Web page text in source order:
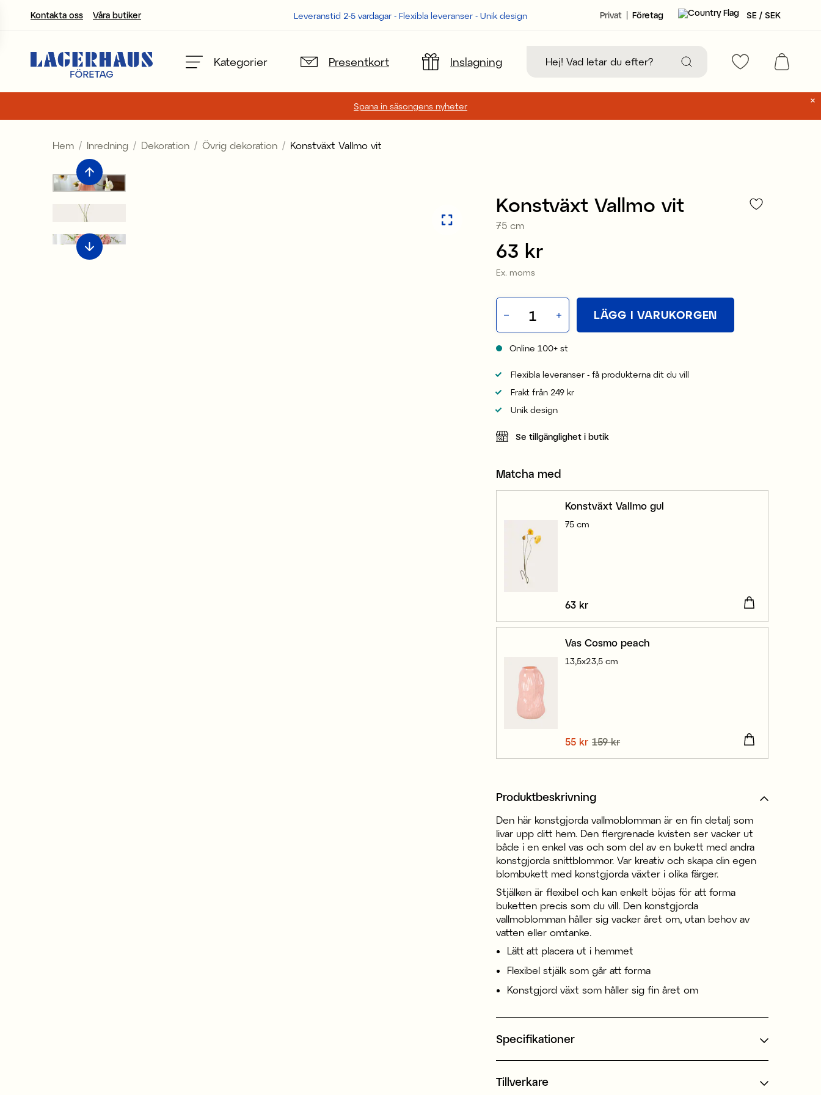
Kontakta oss Våra butiker Leveranstid 2-5 vardagar - Flexibla leveranser - Unik design Privat Företag SE / SEK
Kategorier Presentkort Inslagning
Spana in säsongens nyheter
Välj språk / valuta
FI / EUR
NO / NKR
SE / SEK
Hem Inredning Dekoration Övrig dekoration Konstväxt Vallmo vit
Konstväxt Vallmo vit
75 cm
Pris:63 kr
63 kr
Ex. moms
LÄGG I VARUKORGEN
Online 100+st
Flexibla leveranser - få produkterna dit du vill
Frakt från 249 kr
Unik design
Se tillgänglighet i butik
Matcha med
Konstväxt Vallmo gul
75 cm
Pris:63 kr
63 kr
Vas Cosmo peach
13,5x23,5 cm
Nuvarande pris 159 kr
55 kr 159 kr
Produktbeskrivning
Den här konstgjorda vallmoblomman är en fin detalj som
livar upp ditt hem. Den flergrenade kvisten ser vacker ut
både i en enkel vas och som del av en bukett med andra
konstgjorda snittblommor. Var kreativ och skapa din egen
blombukett med konstgjorda växter i olika färger.
Stjälken är flexibel och kan enkelt böjas för att forma
buketten precis som du vill. Den konstgjorda
vallmoblomman håller sig vacker året om, utan behov av
vatten eller omtanke.
Lätt att placera ut i hemmet
Flexibel stjälk som går att forma
Konstgjord växt som håller sig fin året om
Specifikationer
Tillverkare